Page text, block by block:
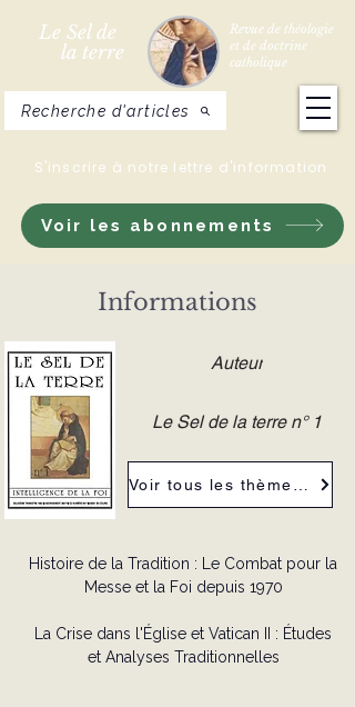
Le Sel de
la terre
Revue de théologie
et de doctrine
catholique
Voir les abonnements
S'inscrire à notre lettre d'information
Recherche d'articles
Informations
Auteur
Le Sel de la terre n° 1
Histoire de la Tradition : Le Combat pour la
Messe et la Foi depuis 1970
La Crise dans l'Église et Vatican II : Études
et Analyses Traditionnelles